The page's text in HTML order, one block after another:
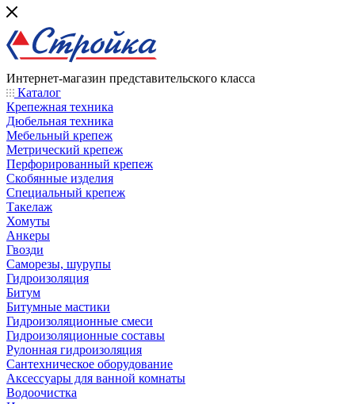
Интернет-магазин представительского класса
Каталог
Крепежная техника
Дюбельная техника
Мебельный крепеж
Метрический крепеж
Перфорированный крепеж
Скобянные изделия
Специальный крепеж
Такелаж
Хомуты
Анкеры
Гвозди
Саморезы, шурупы
Гидроизоляция
Битум
Битумные мастики
Гидроизоляционные смеси
Гидроизоляционные составы
Рулонная гидроизоляция
Сантехническое оборудование
Аксессуары для ванной комнаты
Водоочистка